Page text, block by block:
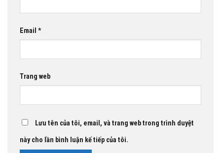
Email *
Trang web
Lưu tên của tôi, email, và trang web trong trình duyệt
này cho lần bình luận kế tiếp của tôi.